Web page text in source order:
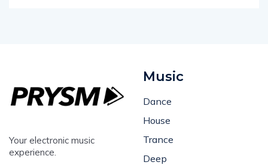
Your electronic music
experience.
Music
Dance
House
Trance
Deep